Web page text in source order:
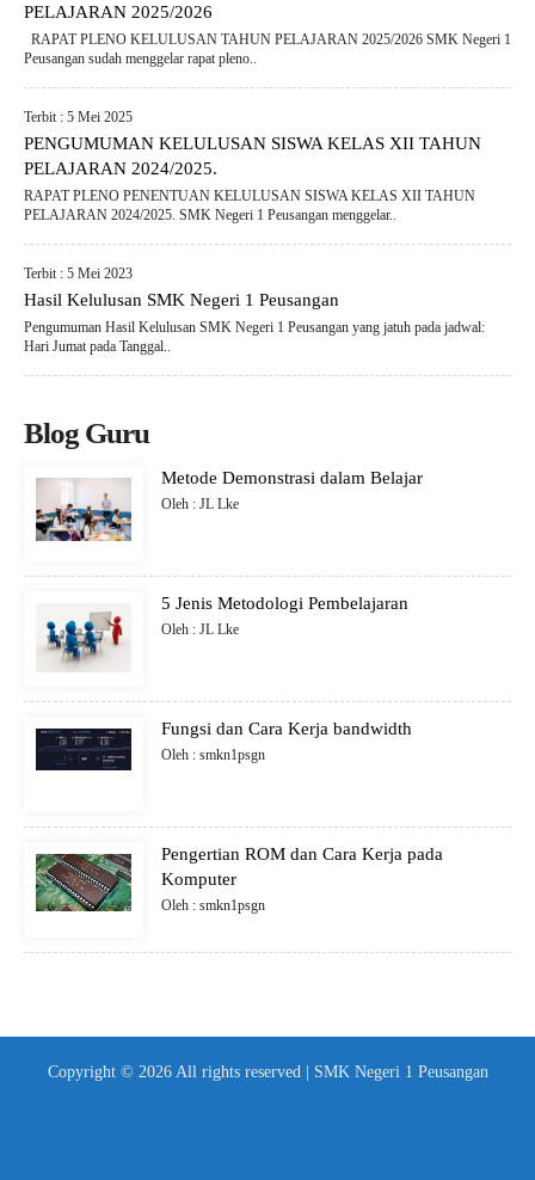
PELAJARAN 2025/2026
RAPAT PLENO KELULUSAN TAHUN PELAJARAN 2025/2026 SMK Negeri 1
Peusangan sudah menggelar rapat pleno..
Terbit : 5 Mei 2025
PENGUMUMAN KELULUSAN SISWA KELAS XII TAHUN
PELAJARAN 2024/2025.
RAPAT PLENO PENENTUAN KELULUSAN SISWA KELAS XII TAHUN
PELAJARAN 2024/2025. SMK Negeri 1 Peusangan menggelar..
Terbit : 5 Mei 2023
Hasil Kelulusan SMK Negeri 1 Peusangan
Pengumuman Hasil Kelulusan SMK Negeri 1 Peusangan yang jatuh pada jadwal:
Hari Jumat pada Tanggal..
Blog Guru
Metode Demonstrasi dalam Belajar
Oleh : JL Lke
5 Jenis Metodologi Pembelajaran
Oleh : JL Lke
Fungsi dan Cara Kerja bandwidth
Oleh : smkn1psgn
Pengertian ROM dan Cara Kerja pada
Komputer
Oleh : smkn1psgn
Copyright © 2026 All rights reserved | SMK Negeri 1 Peusangan